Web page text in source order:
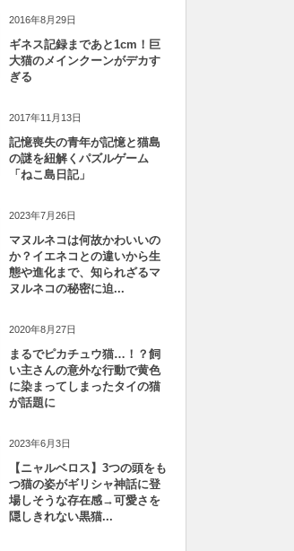
2016年8月29日
ギネス記録まであと1cm！巨
大猫のメインクーンがデカす
ぎる
2017年11月13日
記憶喪失の青年が記憶と猫島
の謎を紐解くパズルゲーム
「ねこ島日記」
2023年7月26日
マヌルネコは何故かわいいの
か？イエネコとの違いから生
態や進化まで、知られざるマ
ヌルネコの秘密に迫...
2020年8月27日
まるでピカチュウ猫…！？飼
い主さんの意外な行動で黄色
に染まってしまったタイの猫
が話題に
2023年6月3日
【ニャルベロス】3つの頭をも
つ猫の姿がギリシャ神話に登
場しそうな存在感→可愛さを
隠しきれない黒猫...